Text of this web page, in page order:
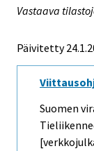
Vastaava
Päivitetty
Suomen